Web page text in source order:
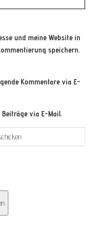
und meine Website in
speichern.
Kommentare via E-
via E-Mail.